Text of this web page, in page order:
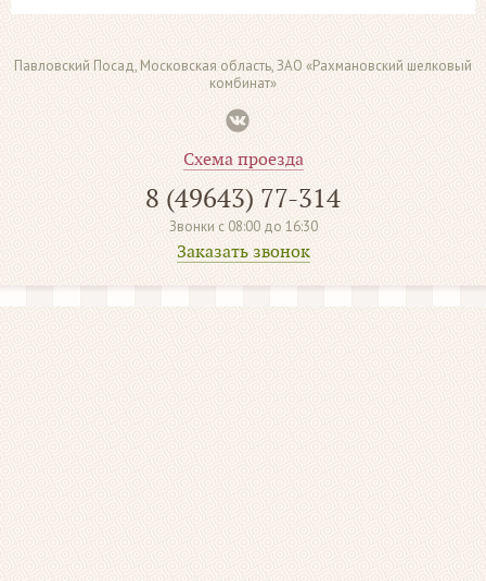
Павловский Посад, Московская область, ЗАО «Рахмановский шелковый
комбинат»
Схема проезда
8 (49643) 77-314
Звонки с 08:00 до 16:30
Заказать звонок